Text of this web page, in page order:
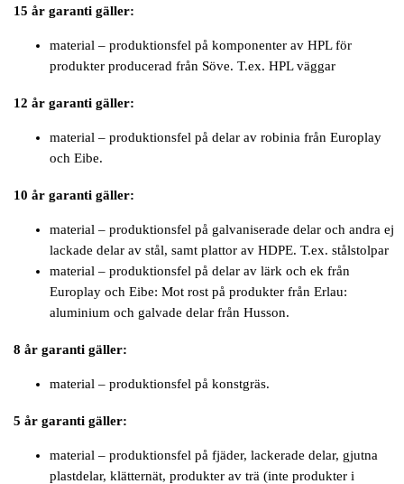
15 år garanti gäller:
material – produktionsfel på komponenter av HPL för
produkter producerad från Söve. T.ex. HPL väggar
12 år garanti gäller:
material – produktionsfel på delar av robinia från Europlay
och Eibe.
10 år garanti gäller:
material – produktionsfel på galvaniserade delar och andra ej
lackade delar av stål, samt plattor av HDPE. T.ex. stålstolpar
material – produktionsfel på delar av lärk och ek från
Europlay och Eibe: Mot rost på produkter från Erlau:
aluminium och galvade delar från Husson.
8 år garanti gäller:
material – produktionsfel på konstgräs.
5 år garanti gäller:
material – produktionsfel på fjäder, lackerade delar, gjutna
plastdelar, klätternät, produkter av trä (inte produkter i